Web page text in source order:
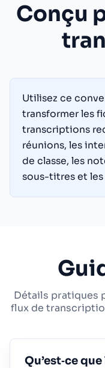
Conçu
Utilisez ce
transformer les
transcriptions
réunions, les
de classe, les
sous-titres et
Détails pratiques
flux de
Qu’est‑ce